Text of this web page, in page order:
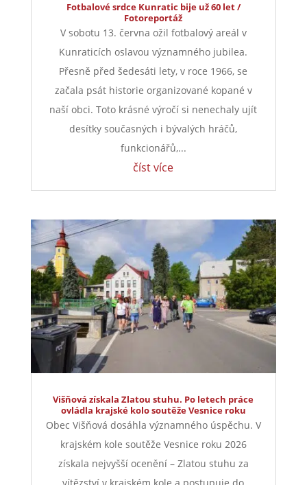
Fotbalové srdce Kunratic bije už 60 let /
Fotoreportáž
V sobotu 13. června ožil fotbalový areál v
Kunraticích oslavou významného jubilea.
Přesně před šedesáti lety, v roce 1966, se
začala psát historie organizované kopané v
naší obci. Toto krásné výročí si nenechaly ujít
desítky současných i bývalých hráčů,
funkcionářů,...
číst více
Višňová získala Zlatou stuhu. Po letech práce
ovládla krajské kolo soutěže Vesnice roku
Obec Višňová dosáhla významného úspěchu. V
krajském kole soutěže Vesnice roku 2026
získala nejvyšší ocenění – Zlatou stuhu za
vítězství v krajském kole a postupuje do